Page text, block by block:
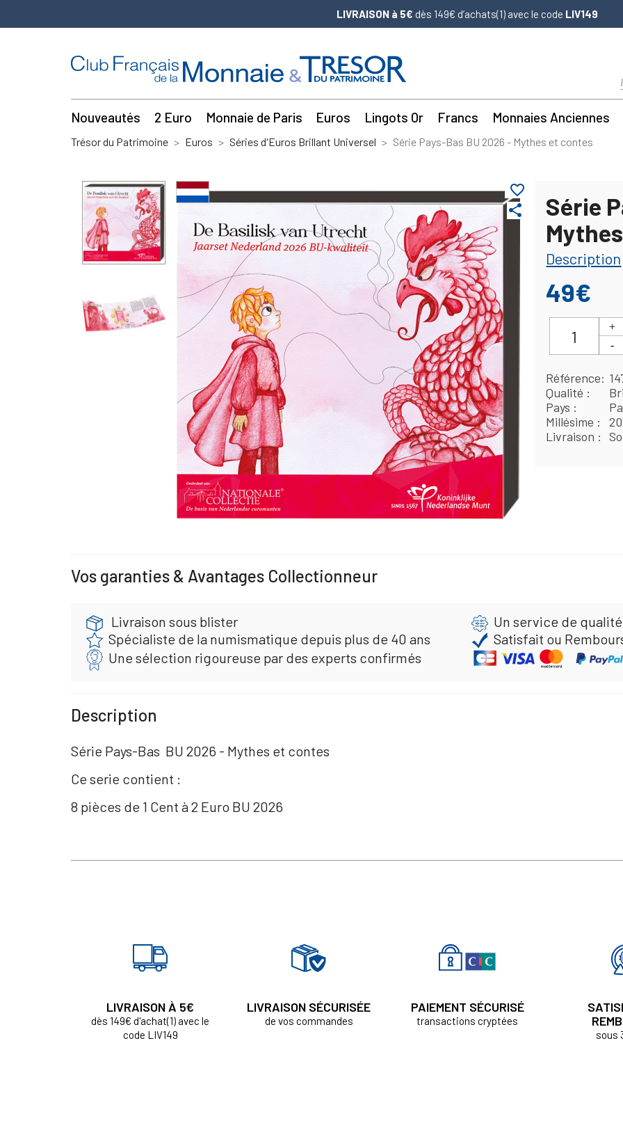
LIVRAISON à 5€ dès 149€ d’achats(1) avec le code LIV149
Nouveautés 2 Euro Monnaie de Paris Euros Lingots Or Francs Monnaies Anciennes
Trésor du Patrimoine Euros Séries d'Euros Brillant Universel Série Pays-Bas BU 2026 - Mythes et contes
share
favorite_border
Série
Description
49€
Référence
Qualité
Pays
Millésime
Livraison
Vos garanties & Avantages Collectionneur
Livraison sous blister
Un service de
Spécialiste de la numismatique depuis plus de 40 ans
Satisfait ou
Une sélection rigoureuse par des experts confirmés
Description
Série Pays-Bas BU 2026 - Mythes et contes
Ce serie contient :
8 pièces de 1 Cent à 2 Euro BU 2026
LIVRAISON À 5€
dès 149€ d'achat(1) avec le
code LIV149
LIVRAISON SÉCURISÉE
de vos commandes
PAIEMENT SÉCURISÉ
transactions cryptées
sous